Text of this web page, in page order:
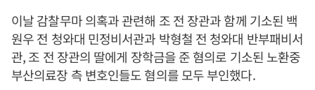
이날 감찰무마 의혹과 관련해 조 전 장관과 함께 기소된 백
원우 전 청와대 민정비서관과 박형철 전 청와대 반부패비서
관, 조 전 장관의 딸에게 장학금을 준 혐의로 기소된 노환중
부산의료장 측 변호인들도 혐의를 모두 부인했다.